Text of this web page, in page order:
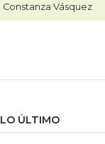
Constanza Vásquez
LO ÚLTIMO